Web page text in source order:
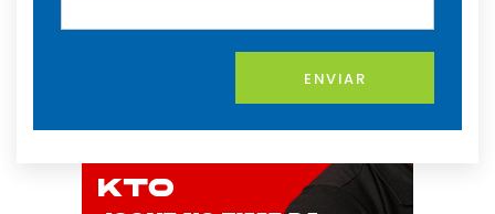
ENVIAR